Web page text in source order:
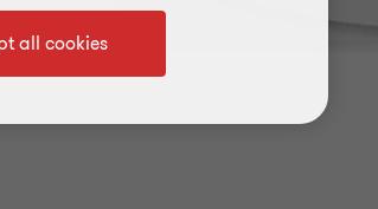
all cookies